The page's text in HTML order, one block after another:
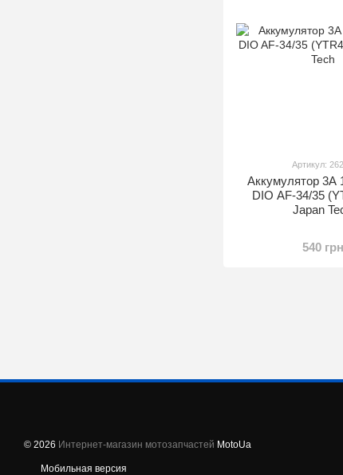
Артикул:
Аккумулятор 3A
DIO AF-34/35
Japan
540 грн
© 2026 Интернет-магазин мотозапчастей MotoUa
Мобильная версия